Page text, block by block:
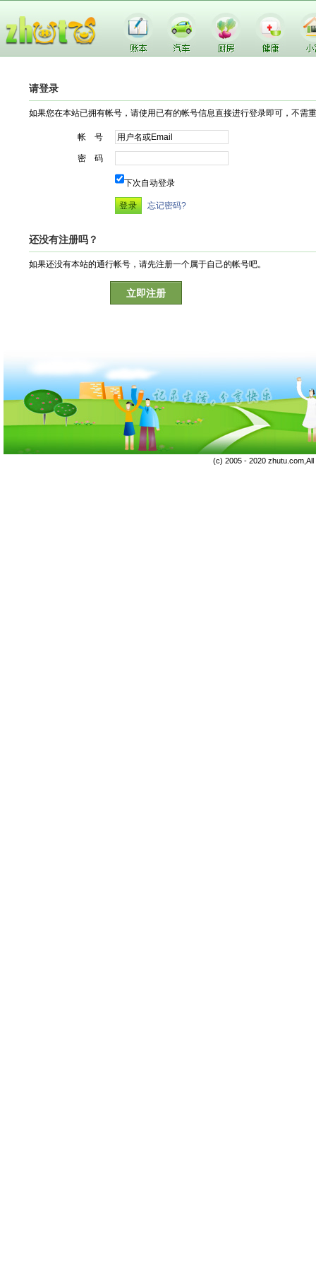
请登录
如果您在本站已拥有帐号，请使用已有的帐号信息直接进行登录即可，不需
帐 号
密 码
下次自动登录
忘记密码?
还没有注册吗？
如果还没有本站的通行帐号，请先注册一个属于自己的帐号吧。
立即注册
(c) 2005 - 2020